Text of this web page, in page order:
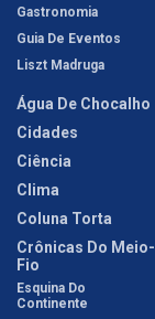
Gastronomia
Guia De Eventos
Liszt Madruga
Água De Chocalho
Cidades
Ciência
Clima
Coluna Torta
Crônicas Do Meio-
Fio
Esquina Do
Continente